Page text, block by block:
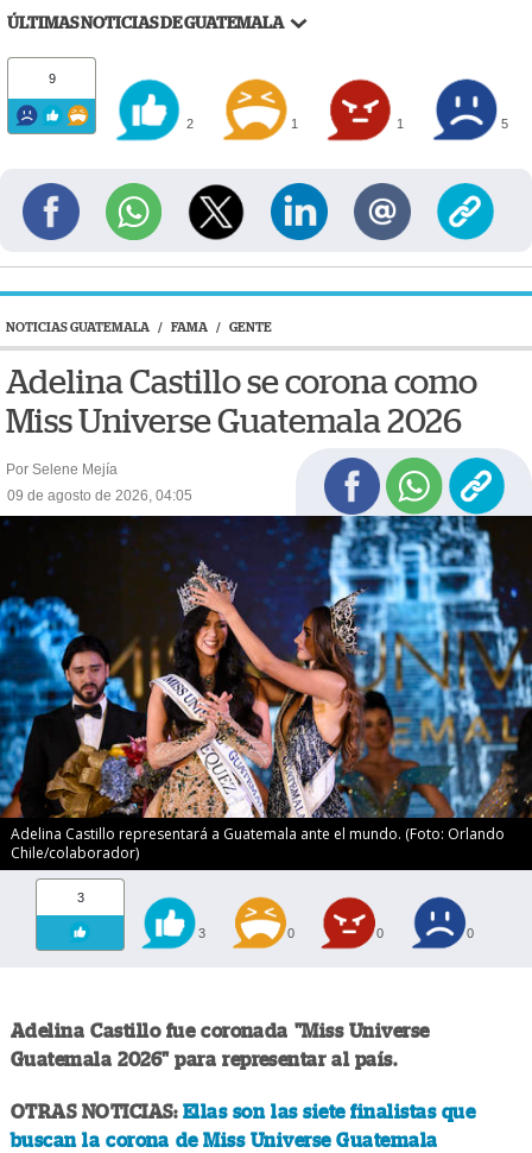
ÚLTIMAS NOTICIAS DE GUATEMALA
9
2 1 1 5
NOTICIAS GUATEMALA / FAMA / GENTE
Adelina Castillo se corona como
Miss Universe Guatemala 2026
Por Selene Mejía
09 de agosto de 2026, 04:05
Adelina Castillo representará a Guatemala ante el mundo. (Foto: Orlando
Chile/colaborador)
3
3 0 0 0
Adelina Castillo fue coronada "Miss Universe
Guatemala 2026" para representar al país.
OTRAS NOTICIAS: Ellas son las siete finalistas que
buscan la corona de Miss Universe Guatemala